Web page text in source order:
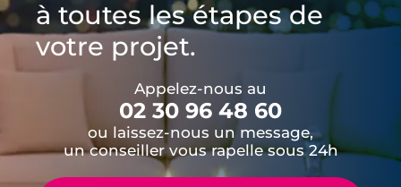
à toutes les étapes de
votre projet.
Appelez-nous au
02 30 96 48 60
ou laissez-nous un message,
un conseiller vous rapelle sous 24h